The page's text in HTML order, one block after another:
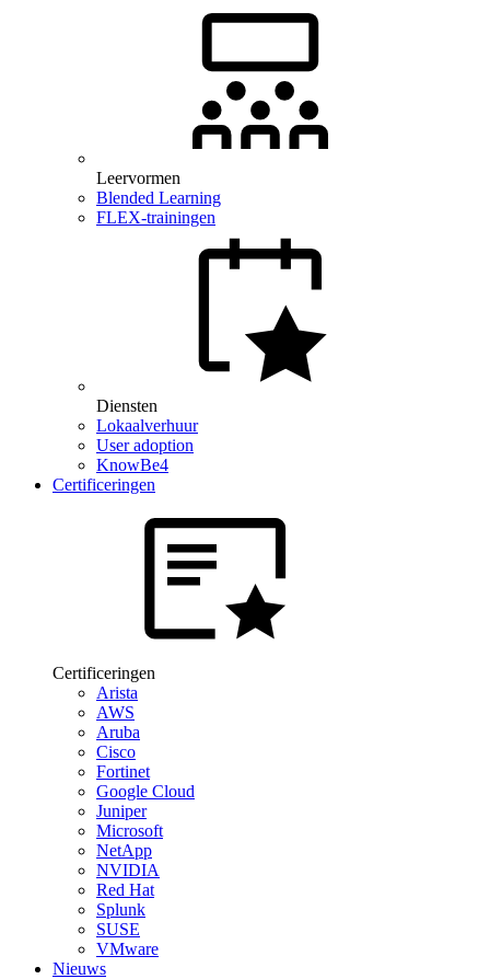
Leervormen
Blended Learning
FLEX-trainingen
Diensten
Lokaalverhuur
User adoption
KnowBe4
Certificeringen
Certificeringen
Arista
AWS
Aruba
Cisco
Fortinet
Google Cloud
Juniper
Microsoft
NetApp
NVIDIA
Red Hat
Splunk
SUSE
VMware
Nieuws